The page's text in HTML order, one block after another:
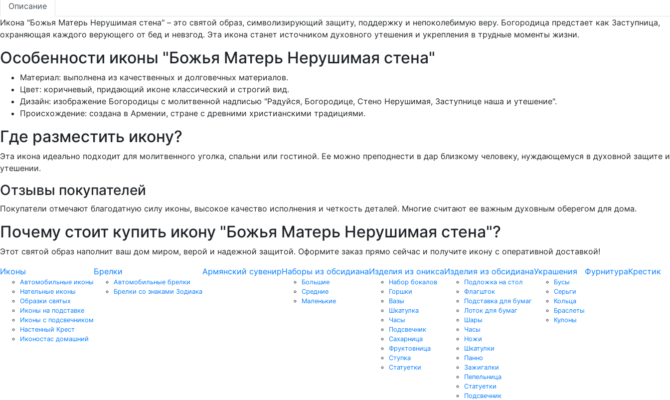
Описание
Икона "Божья Матерь Нерушимая стена" – это святой образ, символизирующий защиту, поддержку и непоколебимую веру. Богородица предстает как Заступница,
охраняющая каждого верующего от бед и невзгод. Эта икона станет источником духовного утешения и укрепления в трудные моменты жизни.
Особенности иконы "Божья Матерь Нерушимая стена"
Материал: выполнена из качественных и долговечных материалов.
Цвет: коричневый, придающий иконе классический и строгий вид.
Дизайн: изображение Богородицы с молитвенной надписью "Радуйся, Богородице, Стено Нерушимая, Заступнице наша и утешение".
Происхождение: создана в Армении, стране с древними христианскими традициями.
Где разместить икону?
Эта икона идеально подходит для молитвенного уголка, спальни или гостиной. Ее можно преподнести в дар близкому человеку, нуждающемуся в духовной защите и
утешении.
Отзывы покупателей
Покупатели отмечают благодатную силу иконы, высокое качество исполнения и четкость деталей. Многие считают ее важным духовным оберегом для дома.
Почему стоит купить икону "Божья Матерь Нерушимая стена"?
Этот святой образ наполнит ваш дом миром, верой и надежной защитой. Оформите заказ прямо сейчас и получите икону с оперативной доставкой!
Иконы
Автомобильные иконы
Нательные иконы
Образки святых
Иконы на подставке
Иконы с подсвечником
Настенный Крест
Иконостас домашний
Брелки
Автомобильные брелки
Брелки со знаками Зодиака
Армянский сувенирНаборы из обсидиана
Большие
Средние
Маленькие
Изделия из оникса
Набор бокалов
Горшки
Вазы
Шкатулка
Часы
Подсвечник
Сахарница
Фруктовница
Ступка
Статуетки
Изделия из обсидиана
Подложка на стол
Флагшток
Подставка для бумаг
Лоток для бумаг
Шары
Часы
Ножи
Шкатулки
Панно
Зажигалки
Пепельница
Статуетки
Подсвечник
Украшения
Бусы
Серьги
Кольца
Браслеты
Кулоны
ФурнитураКрестик